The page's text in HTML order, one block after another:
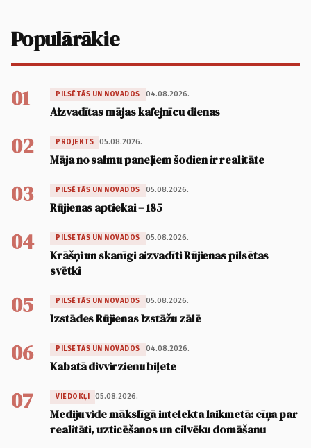
Populārākie
01 PILSĒTĀS UN NOVADOS 04.08.2026.
Aizvadītas mājas kafejnīcu dienas
02 PROJEKTS 05.08.2026.
Māja no salmu paneļiem šodien ir realitāte
03 PILSĒTĀS UN NOVADOS 05.08.2026.
Rūjienas aptiekai – 185
04 PILSĒTĀS UN NOVADOS 05.08.2026.
Krāšņi un skanīgi aizvadīti Rūjienas pilsētas
svētki
05 PILSĒTĀS UN NOVADOS 05.08.2026.
Izstādes Rūjienas Izstāžu zālē
06 PILSĒTĀS UN NOVADOS 04.08.2026.
Kabatā divvirzienu biļete
07 VIEDOKĻI 05.08.2026.
Mediju vide mākslīgā intelekta laikmetā: cīņa par
realitāti, uzticēšanos un cilvēku domāšanu